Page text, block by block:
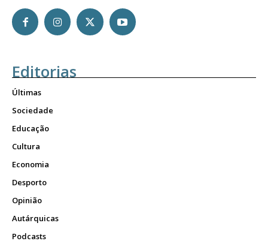
Editorias
Últimas
Sociedade
Educação
Cultura
Economia
Desporto
Opinião
Autárquicas
Podcasts